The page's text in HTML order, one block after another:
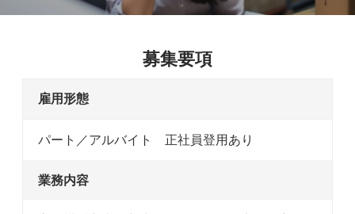
募集要項
雇用形態
パート／アルバイト 正社員登用あり
業務内容